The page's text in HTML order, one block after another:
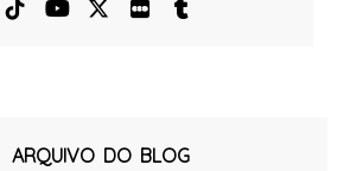
ARQUIVO DO BLOG